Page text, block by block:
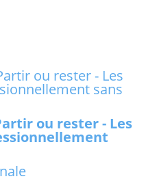
ou rester - Les